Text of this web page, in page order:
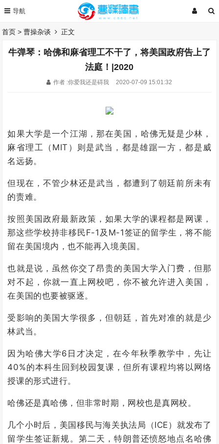
首页 >曹操杂谈 正文
牛弹琴：哈佛和麻省理工不干了，将美国政府告上了
法庭！|2020
作者 :你爱我还是碍我 2020-07-09 15:01:32
如果大学是一个江湖，那在美国，哈佛无疑是少林，
麻省理工（MIT）则是武当，都是雄踞一方，都是威
名远扬。
但现在，不管少林还是武当，都遭到了朝廷前所未有
的责难。
按照美国政府最新政策，如果大学的课程都是网课，
那这些学校持非移民F-1及M-1签证的留学生，将不能
留在美国境内，也不能再入境美国。
也就是说，虽然你交了昂贵的美国大学入门费，但那
对不起，你就一直上网校吧，你不被允许进入美国，
在美国的也要被驱逐。
受影响的美国大学很多，但朝廷，首先对准的就是少
林武当。
因为哈佛大学6日才决定，在今年秋季教学中，先让
40%的本科生回到校园复课，但所有课程均将以网络
授课的形式进行。
哈佛还是真哈佛，但非常时期，网校也是真网校。
几个小时后，美国移民与海关执法局（ICE）就发布了
留学生签证新规。第二天，特朗普还愤怒地点名哈佛